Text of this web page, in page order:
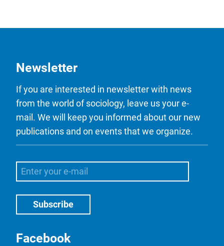
Newsletter
If you are interested in newsletter with news
from the world of sociology, leave us your e-
mail. We will keep you informed about our new
publications and on events that we organize.
Facebook